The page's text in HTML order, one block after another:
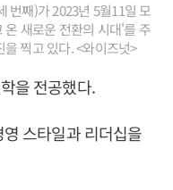
번째)가 2023년 5월11일 모
새로운 전환의 시대'를 주
찍고 있다. <와이즈넛>
을 전공했다.
스타일과 리더십을